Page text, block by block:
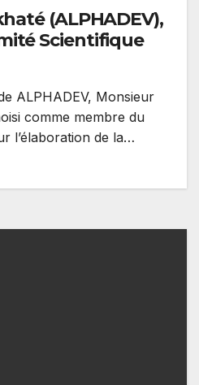
(ALPHADEV),
Scientifique
ALPHADEV, Monsieur
comme membre du
l’élaboration de la…